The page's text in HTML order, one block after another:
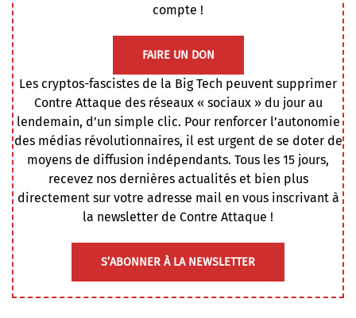
compte !
FAIRE UN DON
Les cryptos-fascistes de la Big Tech peuvent supprimer
Contre Attaque des réseaux « sociaux » du jour au
lendemain, d’un simple clic. Pour renforcer l’autonomie
des médias révolutionnaires, il est urgent de se doter de
moyens de diffusion indépendants. Tous les 15 jours,
recevez nos dernières actualités et bien plus
directement sur votre adresse mail en vous inscrivant à
la newsletter de Contre Attaque !
S’ABONNER À LA NEWSLETTER